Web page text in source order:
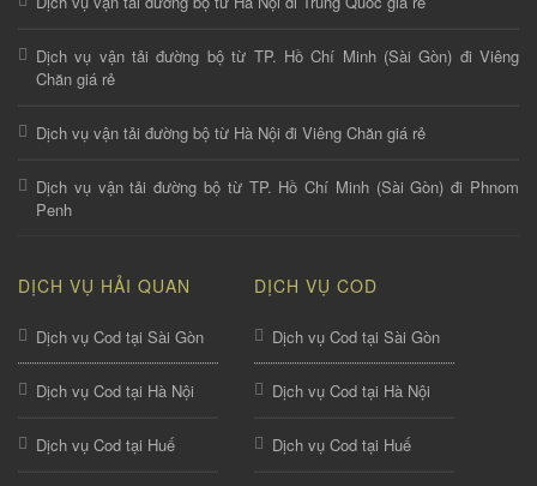
Dịch vụ vận tải đường bộ từ TP. Hồ Chí Minh (Sài Gòn) đi Viêng
Chăn giá rẻ
Dịch vụ vận tải đường bộ từ Hà Nội đi Viêng Chăn giá rẻ
Dịch vụ vận tải đường bộ từ TP. Hồ Chí Minh (Sài Gòn) đi Phnom
Penh
DỊCH VỤ HẢI QUAN
Dịch vụ Cod tại Sài Gòn
Dịch vụ Cod tại Hà Nội
Dịch vụ Cod tại Huế
DỊCH VỤ COD
Dịch vụ Cod tại Sài Gòn
Dịch vụ Cod tại Hà Nội
Dịch vụ Cod tại Huế